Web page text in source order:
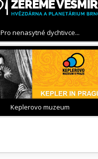
Pro nenasytné dychtivce...
Keplerovo muzeum